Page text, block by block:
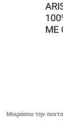
ΜΕ
Μοιράσου την